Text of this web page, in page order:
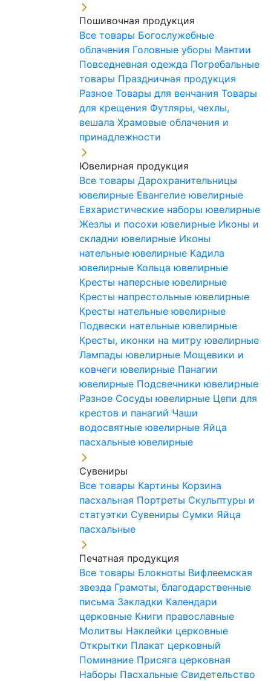
Пошивочная продукция
Все товары Богослужебные
облачения Головные уборы Мантии
Повседневная одежда Погребальные
товары Праздничная продукция
Разное Товары для венчания Товары
для крещения Футляры, чехлы,
вешала Храмовые облачения и
принадлежности
Ювелирная продукция
Все товары Дарохранительницы
ювелирные Евангелие ювелирные
Евхаристические наборы ювелирные
Жезлы и посохи ювелирные Иконы и
складни ювелирные Иконы
нательные ювелирные Кадила
ювелирные Кольца ювелирные
Кресты наперсные ювелирные
Кресты напрестольные ювелирные
Кресты нательные ювелирные
Подвески нательные ювелирные
Кресты, иконки на митру ювелирные
Лампады ювелирные Мощевики и
ковчеги ювелирные Панагии
ювелирные Подсвечники ювелирные
Разное Сосуды ювелирные Цепи для
крестов и панагий Чаши
водосвятные ювелирные Яйца
пасхальные ювелирные
Сувениры
Все товары Картины Корзина
пасхальная Портреты Скульптуры и
статуэтки Сувениры Сумки Яйца
пасхальные
Печатная продукция
Все товары Блокноты Вифлеемская
звезда Грамоты, благодарственные
письма Закладки Календари
церковные Книги православные
Молитвы Наклейки церковные
Открытки Плакат церковный
Поминание Присяга церковная
Наборы Пасхальные Свидетельство